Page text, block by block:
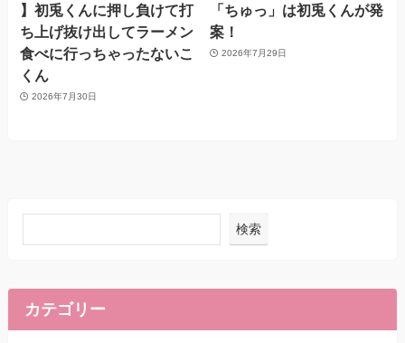
】初兎くんに押し負けて打
ち上げ抜け出してラーメン
食べに行っちゃったないこ
くん
2026年7月30日
「ちゅっ」は初兎くんが発
案！
2026年7月29日
検索
カテゴリー